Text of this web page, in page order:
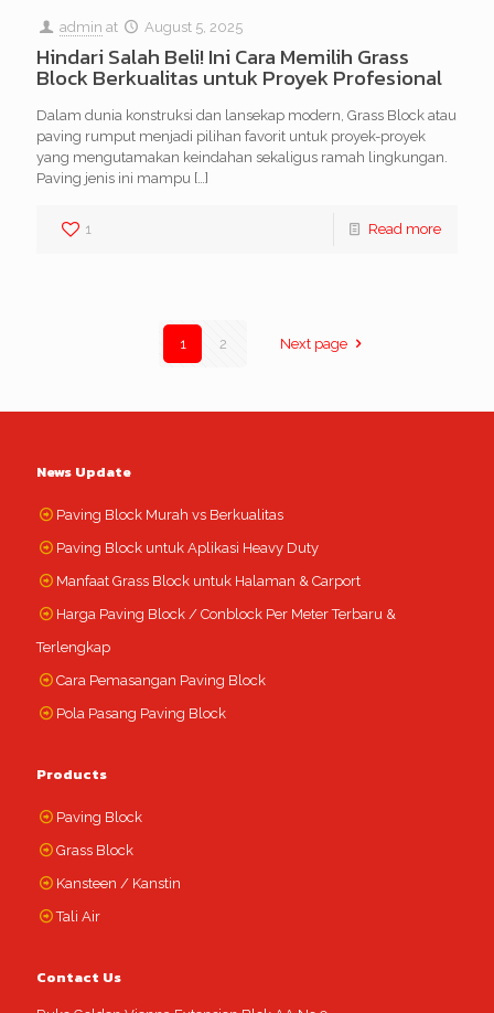
admin at August 5, 2025
Hindari Salah Beli! Ini Cara Memilih Grass
Block Berkualitas untuk Proyek Profesional
Dalam dunia konstruksi dan lansekap modern, Grass Block atau
paving rumput menjadi pilihan favorit untuk proyek-proyek
yang mengutamakan keindahan sekaligus ramah lingkungan.
Paving jenis ini mampu […]
1 Read more
1 2 Next page
News Update
Paving Block Murah vs Berkualitas
Paving Block untuk Aplikasi Heavy Duty
Manfaat Grass Block untuk Halaman & Carport
Harga Paving Block / Conblock Per Meter Terbaru &
Terlengkap
Cara Pemasangan Paving Block
Pola Pasang Paving Block
Products
Paving Block
Grass Block
Kansteen / Kanstin
Tali Air
Contact Us